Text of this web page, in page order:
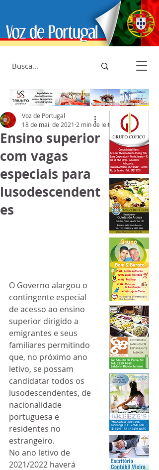
Ensino superior
com vagas
especiais para
lusodescendent
es
Voz de Portugal
18 de mai. de 2021 2 min de leitura
O Governo alargou o
contingente especial
de acesso ao ensino
superior dirigido a
emigrantes e seus
familiares permitindo
que, no próximo ano
letivo, se possam
candidatar todos os
lusodescendentes, de
nacionalidade
portuguesa e
residentes no
estrangeiro.
No ano letivo de
2021/2022 haverá